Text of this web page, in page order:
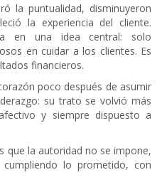
la puntualidad, disminuyeron
la experiencia del cliente.
en una idea central: solo
en cuidar a los clientes. Es
financieros.
poco después de asumir
su trato se volvió más
y siempre dispuesto a
que la autoridad no se impone,
lo prometido, con